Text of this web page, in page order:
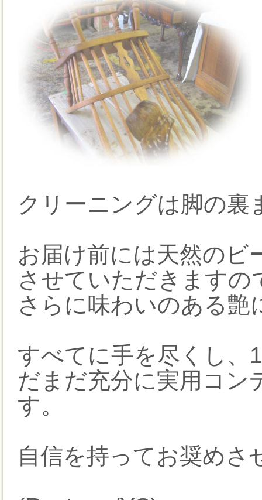
クリーニングは脚の裏
お届け前には天然のビ
させていただきますの
さらに味わいのある
すべてに手を尽くし、
だまだ充分に実用コン
す。
自信を持ってお奨めさ